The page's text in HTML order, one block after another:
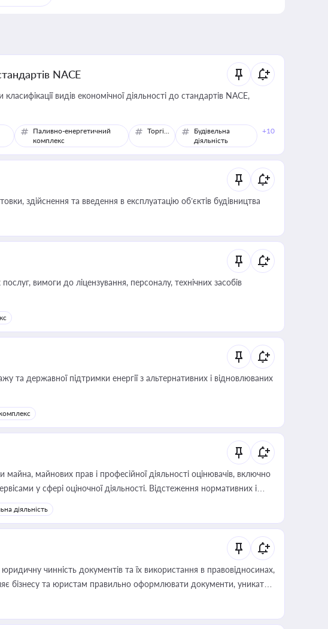
NACE
видів економічної діяльності до стандартів NACE,
Паливно-енергетичний
комплекс
Торгівля
Будівельна
діяльність
+10
здійснення та введення в експлуатацію об’єктів будівництва
вимоги до ліцензування, персоналу, технічних засобів
та державної підтримки енергії з альтернативних і відновлюваних
майнових прав і професійної діяльності оцінювачів, включно
у сфері оціночної діяльності. Відстеження нормативних і
юриста або бухгалтера під час оподаткування,
і перевірки статусу суб'єктів оціночної діяльності
діяльність
чинність документів та їх використання в правовідносинах,
бізнесу та юристам правильно оформлювати документи, уникати
органами влади та контрагентами